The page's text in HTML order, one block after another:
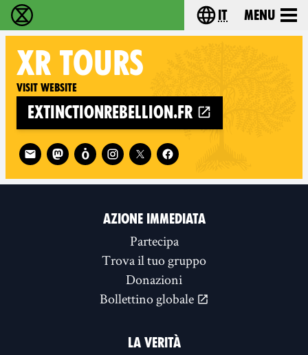
Extinction Rebellion - Home Choose your
it Menu
XR TOURS
Visit website
extinctionrebellion.fr
Follow XR Tours on
AZIONE IMMEDIATA
Partecipa
Trova il tuo gruppo
Donazioni
Bollettino globale
LA VERITÀ